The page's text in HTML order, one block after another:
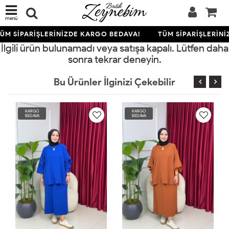
menü
SİPARİŞLERİNİZDE KARGO BEDAVA! TÜM
İlgili ürün bulunamadı veya satışa kapalı. Lütfen daha
sonra tekrar deneyin.
Bu Ürünler İlginizi Çekebilir
KARGO